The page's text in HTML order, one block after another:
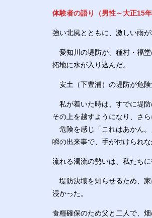
体験者の語り（男性～大正15
強い北風とともに、激しい雨
愛知川の堤防が、種村・福
拓地に水が入り込んだ。
安土（下豊浦）の堤防が危
私が着いた時は、すでに堤
その上を越すようになり、さ
危険を感じ「これはあかん
瞬の出来事で、手が付けられ
流れる濁流の勢いは、私たち
堤防決壊を知らせるため、
浸かった。
食糧確保のため父と二人で、